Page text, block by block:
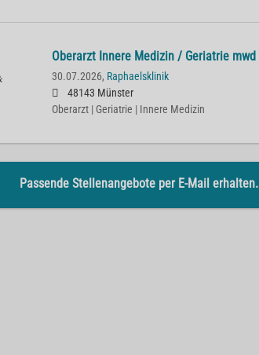
Oberarzt Innere Medizin / Geriatrie mwd
30.07.2026, Raphaelsklinik
48143 Münster
Oberarzt | Geriatrie | Innere Medizin
Passende Stellenangebote per E-Mail erhalten.